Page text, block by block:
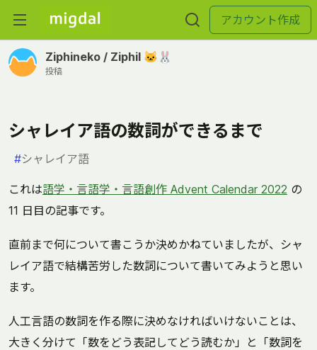
アカウント作成
Ziphineko / Ziphil 🐱🐰
投稿
シャレイア語の数詞ができるまで
#シャレイア語
これは語学・言語学・言語創作 Advent Calendar 2022 の
11 日目の記事です。
直前まで何について書こうか決めかねていましたが、シャ
レイア語で結構苦労した数詞について書いてみようと思い
ます。
人工言語の数詞を作る際に決めなければいけないことは、
大きく分けて「数をどう表記してどう読むか」と「数詞を